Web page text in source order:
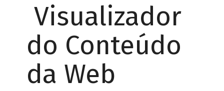
Visualizador
do Conteúdo
da Web